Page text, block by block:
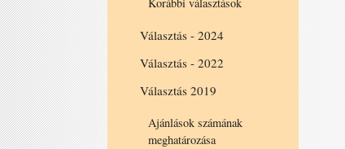
Korábbi választások
Választás - 2024
Választás - 2022
Választás 2019
Ajánlások számának
meghatározása